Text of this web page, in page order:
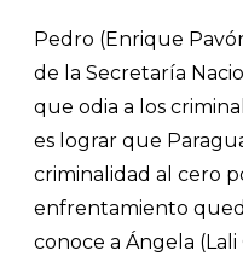
Pedro (Enrique
de la Secretaría
que odia a los
es lograr que
criminalidad al cero
enfrentamiento
conoce a Ángela